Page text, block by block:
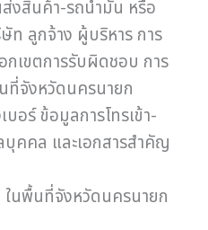
งสินค้า-รถน้ำมัน หรือ
ลูกจ้าง ผู้บริหาร การ
เขตการรับผิดชอบ การ
ที่จังหวัดนครนายก
บอร์ ข้อมูลการโทรเข้า-
คคล และเอกสารสำคัญ
นพื้นที่จังหวัดนครนายก